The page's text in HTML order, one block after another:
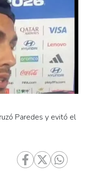
Paredes y evitó el